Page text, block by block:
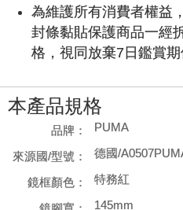
為維護所有消費者權益
封條黏貼保護商品一經
格，視同放棄7日鑑賞期
本產品規格
品牌： PUMA
來源國/型號： 德國/
鏡框顏色： 特務紅
145mm